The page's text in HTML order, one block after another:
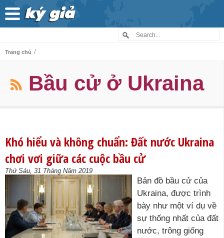
Trang chủ /
Bầu cử ở Ukraina
Khó hiểu và không chuẩn: Đất nước Ukraina
chơi vơi giữa các cuộc bầu cử
Thứ Sáu, 31 Tháng Năm 2019
Bản đồ bầu cử của
Ukraina, được trình
bày như một ví dụ về
sự thống nhất của đất
nước, trông giống